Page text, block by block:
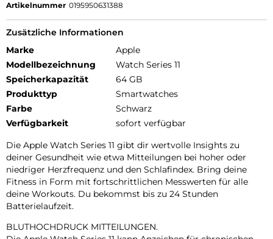
Artikelnummer 0195950631388
Zusätzliche Informationen
Marke
Apple
Modellbezeichnung
Watch Series 11
Speicherkapazität
64 GB
Produkttyp
Smartwatches
Farbe
Schwarz
Verfügbarkeit
sofort verfügbar
Die Apple Watch Series 11 gibt dir wertvolle Insights zu
deiner Gesundheit wie etwa Mitteilungen bei hoher oder
niedriger Herzfrequenz und den Schlafindex. Bring deine
Fitness in Form mit fortschrittlichen Messwerten für alle
deine Workouts. Du bekommst bis zu 24 Stunden
Batterielaufzeit.
BLUTHOCHDRUCK MITTEILUNGEN.